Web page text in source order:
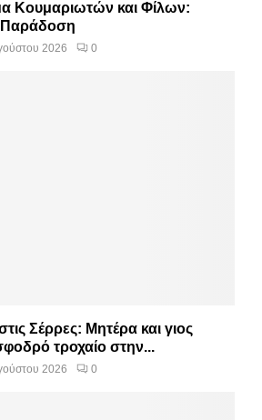
Κουμαριωτών και Φίλων:
Παράδοση
2026 0
Σέρρες: Μητέρα και γιος
τροχαίο στην...
2026 0